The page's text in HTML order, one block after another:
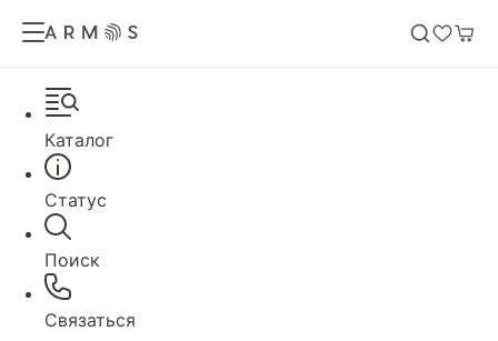
Каталог
Статус
Поиск
Связаться